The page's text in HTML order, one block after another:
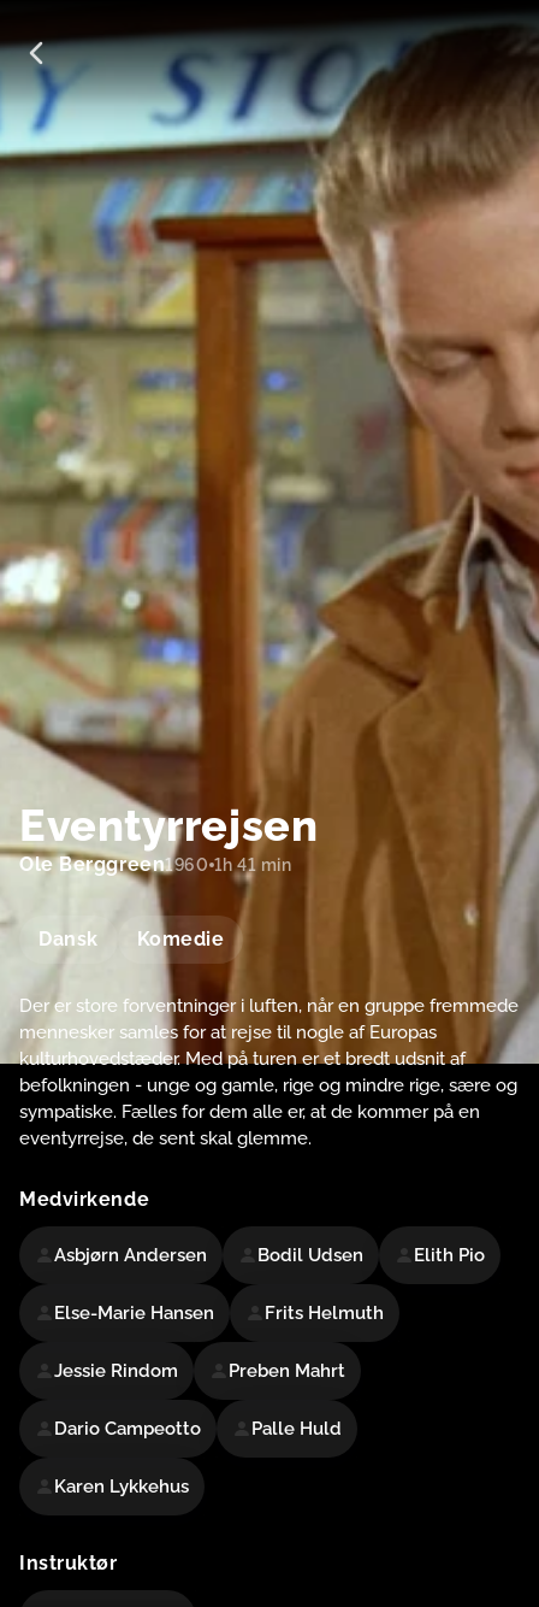
Eventyrrejsen
Ole Berggreen1960 1h 41 min
Dansk Komedie
Der er store forventninger i luften, når en gruppe fremmede
mennesker samles for at rejse til nogle af Europas
kulturhovedstæder. Med på turen er et bredt udsnit af
befolkningen - unge og gamle, rige og mindre rige, sære og
sympatiske. Fælles for dem alle er, at de kommer på en
eventyrrejse, de sent skal glemme.
Medvirkende
Asbjørn Andersen Bodil Udsen Elith Pio
Else-Marie Hansen Frits Helmuth
Jessie Rindom Preben Mahrt
Dario Campeotto Palle Huld
Karen Lykkehus
Instruktør